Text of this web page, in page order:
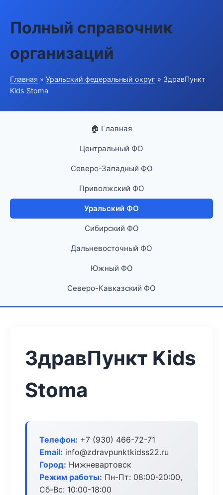
Полный справочник
организаций
Главная » Уральский федеральный округ » ЗдравПункт
Kids Stoma
🏠 Главная
Центральный ФО
Северо-Западный ФО
Приволжский ФО
Уральский ФО
Сибирский ФО
Дальневосточный ФО
Южный ФО
Северо-Кавказский ФО
ЗдравПункт Kids
Stoma
Телефон: +7 (930) 466-72-71
Email: info@zdravpunktkidss22.ru
Город: Нижневартовск
Режим работы: Пн-Пт: 08:00-20:00,
Сб-Вс: 10:00-18:00